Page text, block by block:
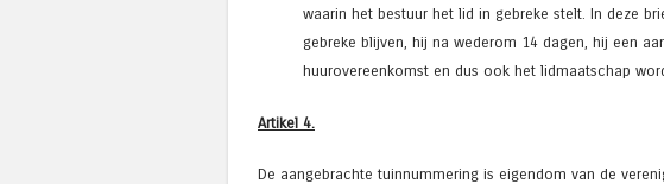
waarin het bestuur het lid in gebreke stelt. In deze
gebreke blijven, hij na wederom 14 dagen, hij een
huurovereenkomst en dus ook het lidmaatschap
Artikel 4.
De aangebrachte tuinnummering is eigendom van de